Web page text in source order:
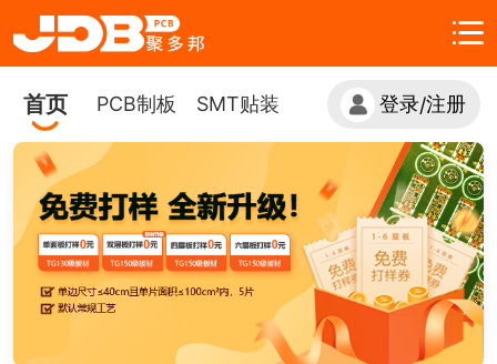
首页 PCB制板 SMT贴装 登录/注册